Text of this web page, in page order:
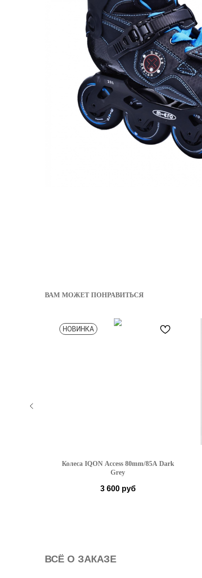
ВАМ МОЖЕТ ПОНРАВИТЬСЯ
НОВИНКА
Колеса IQON Access 80mm/85A Dark
Grey
3 600 руб
ВСË О ЗАКАЗЕ